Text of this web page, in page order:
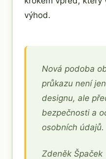
výhod.
Nová podoba
průkazu není
designu, ale
bezpečnosti a
osobních údajů.
Zdeněk Špaček